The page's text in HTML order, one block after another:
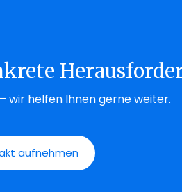
wir helfen Ihnen gerne weiter.
aufnehmen